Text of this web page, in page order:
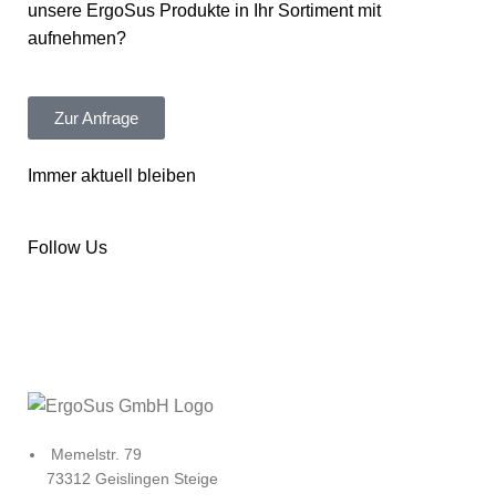
unsere ErgoSus Produkte in Ihr Sortiment mit
aufnehmen?
Zur Anfrage
Immer aktuell bleiben
Follow Us
Memelstr. 79
73312 Geislingen Steige